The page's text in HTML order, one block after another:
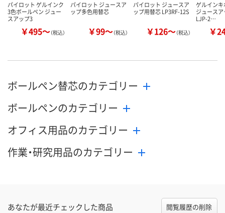
パイロット ゲルインク
3色ボールペン ジュー
スアップ3
￥495～（税込）
パイロット ジュースア
ップ多色用替芯
￥99～（税込）
パイロット ジュースア
ップ用替芯 LP3RF-12S
￥126～（税込）
ゲルイン
ジュース
LJP-2…
￥
ボールペン替芯のカテゴリー
ボールペンのカテゴリー
オフィス用品のカテゴリー
作業・研究用品のカテゴリー
あなたが最近チェックした商品 閲覧履歴の削除